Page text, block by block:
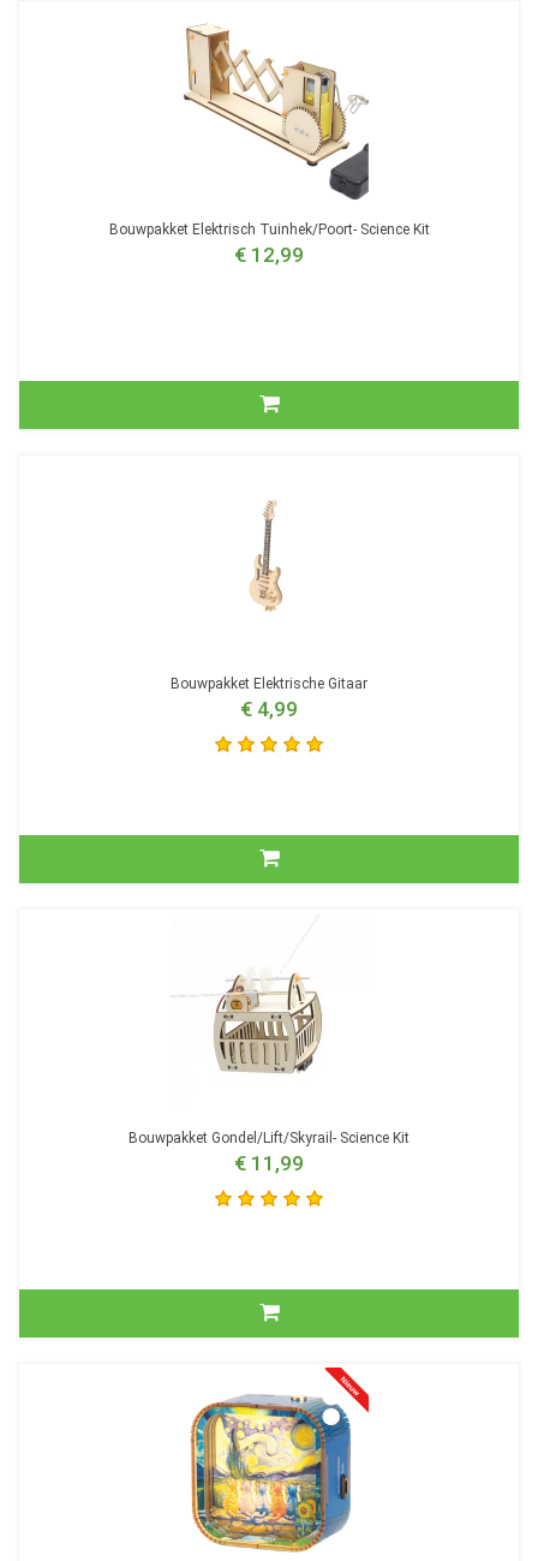
Bouwpakket Elektrisch Tuinhek/Poort- Science Kit
€ 12,99
Bouwpakket Elektrische Gitaar
€ 4,99
Bouwpakket Gondel/Lift/Skyrail- Science Kit
€ 11,99